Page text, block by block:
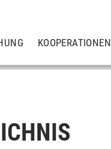
KOOPERATIONEN